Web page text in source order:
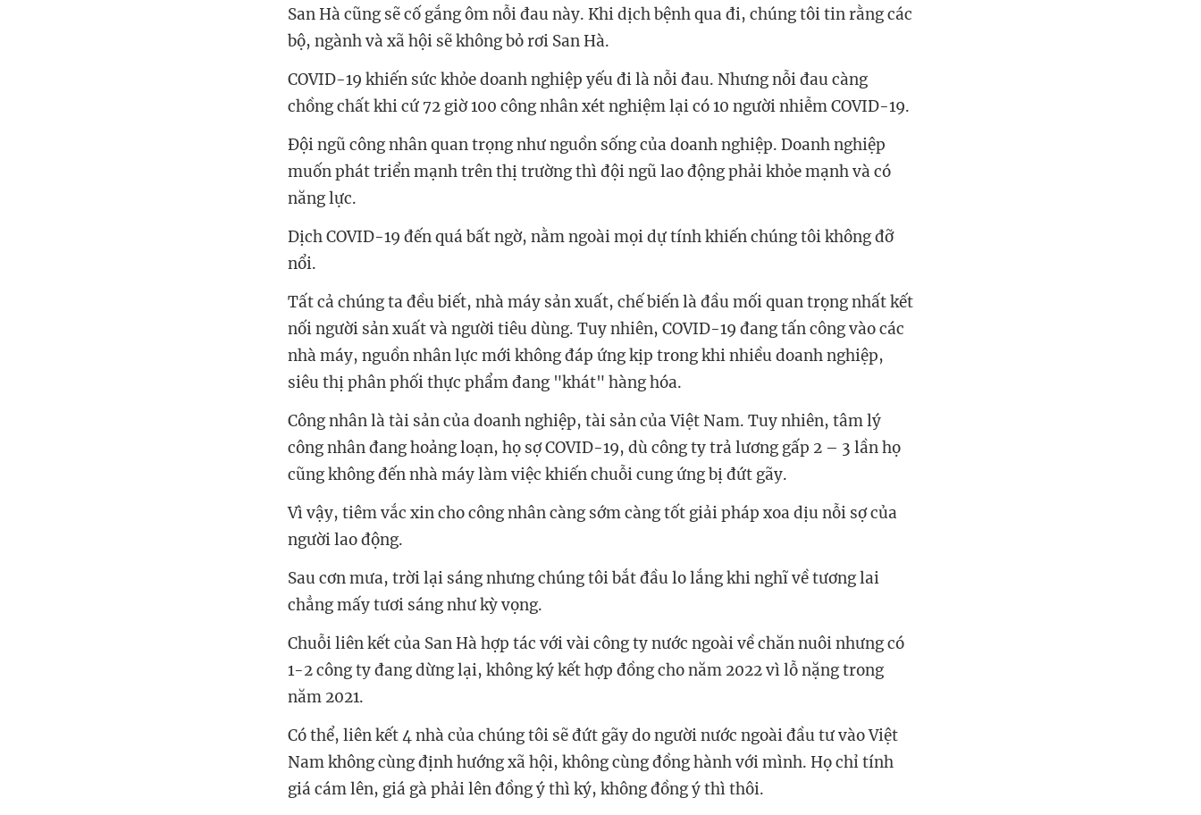
San Hà cũng sẽ cố gắng ôm nỗi đau này. Khi dịch bệnh qua đi, chúng tôi tin rằng các
bộ, ngành và xã hội sẽ không bỏ rơi San Hà.
COVID-19 khiến sức khỏe doanh nghiệp yếu đi là nỗi đau. Nhưng nỗi đau càng
chồng chất khi cứ 72 giờ 100 công nhân xét nghiệm lại có 10 người nhiễm COVID-19.
Đội ngũ công nhân quan trọng như nguồn sống của doanh nghiệp. Doanh nghiệp
muốn phát triển mạnh trên thị trường thì đội ngũ lao động phải khỏe mạnh và có
năng lực.
Dịch COVID-19 đến quá bất ngờ, nằm ngoài mọi dự tính khiến chúng tôi không đỡ
nổi.
Tất cả chúng ta đều biết, nhà máy sản xuất, chế biến là đầu mối quan trọng nhất kết
nối người sản xuất và người tiêu dùng. Tuy nhiên, COVID-19 đang tấn công vào các
nhà máy, nguồn nhân lực mới không đáp ứng kịp trong khi nhiều doanh nghiệp,
siêu thị phân phối thực phẩm đang "khát" hàng hóa.
Công nhân là tài sản của doanh nghiệp, tài sản của Việt Nam. Tuy nhiên, tâm lý
công nhân đang hoảng loạn, họ sợ COVID-19, dù công ty trả lương gấp 2 – 3 lần họ
cũng không đến nhà máy làm việc khiến chuỗi cung ứng bị đứt gãy.
Vì vậy, tiêm vắc xin cho công nhân càng sớm càng tốt giải pháp xoa dịu nỗi sợ của
người lao động.
Sau cơn mưa, trời lại sáng nhưng chúng tôi bắt đầu lo lắng khi nghĩ về tương lai
chẳng mấy tươi sáng như kỳ vọng.
Chuỗi liên kết của San Hà hợp tác với vài công ty nước ngoài về chăn nuôi nhưng có
1-2 công ty đang dừng lại, không ký kết hợp đồng cho năm 2022 vì lỗ nặng trong
năm 2021.
Có thể, liên kết 4 nhà của chúng tôi sẽ đứt gãy do người nước ngoài đầu tư vào Việt
Nam không cùng định hướng xã hội, không cùng đồng hành với mình. Họ chỉ tính
giá cám lên, giá gà phải lên đồng ý thì ký, không đồng ý thì thôi.